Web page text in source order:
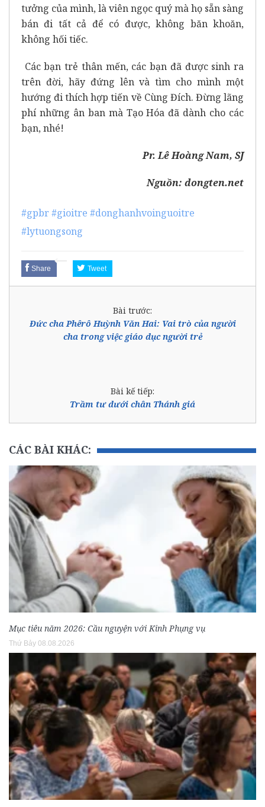
tưởng của mình, là viên ngọc quý mà họ sẵn sàng
bán đi tất cả để có được, không băn khoăn,
không hối tiếc.
Các bạn trẻ thân mến, các bạn đã được sinh ra
trên đời, hãy đứng lên và tìm cho mình một
hướng đi thích hợp tiến về Cùng Đích. Đừng lãng
phí những ân ban mà Tạo Hóa đã dành cho các
bạn, nhé!
Pr. Lê Hoàng Nam, SJ
Nguồn: dongten.net
#gpbr#gioitre #donghanhvoinguoitre
#lytuongsong
Share Tweet
Bài trước:
Đức cha Phêrô Huỳnh Văn Hai: Vai trò của người
cha trong việc giáo dục người trẻ
Bài kế tiếp:
Trầm tư dưới chân Thánh giá
CÁC BÀI KHÁC:
Mục tiêu năm 2026: Cầu nguyện với Kinh Phụng vụ
Thứ Bảy 08.08.2026